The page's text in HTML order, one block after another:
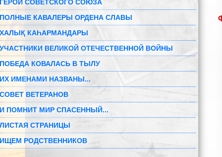
ГЕРОИ СОВЕТСКОГО СОЮЗА
ПОЛНЫЕ КАВАЛЕРЫ ОРДЕНА СЛАВЫ
ХАЛЫҚ КАҺАРМАНДАРЫ
УЧАСТНИКИ ВЕЛИКОЙ ОТЕЧЕСТВЕННОЙ ВОЙНЫ
ПОБЕДА КОВАЛАСЬ В ТЫЛУ
ИХ ИМЕНАМИ НАЗВАНЫ...
СОВЕТ ВЕТЕРАНОВ
И ПОМНИТ МИР СПАСЕННЫЙ...
ЛИСТАЯ СТРАНИЦЫ
ИЩЕМ РОДСТВЕННИКОВ